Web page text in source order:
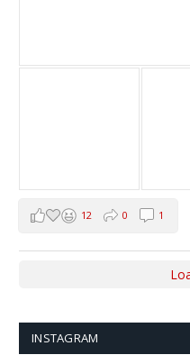
12 0 1
INSTAGRAM